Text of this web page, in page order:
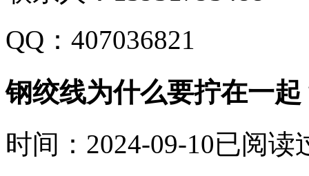
QQ： 407036821
钢绞线为什么要拧在一起
时间：2024-09-10已阅读